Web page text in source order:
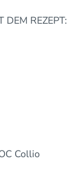
REZEPT:
Collio